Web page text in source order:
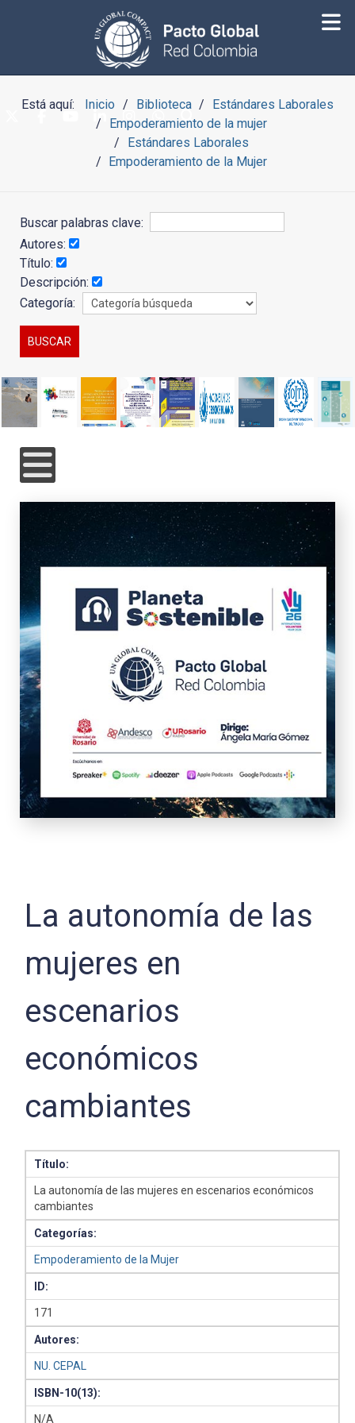
Está aquí: Inicio Biblioteca
Estándares Laborales
Empoderamiento de la mujer
Estándares Laborales
Empoderamiento de la Mujer
Buscar palabras clave:
Autores:
Título:
Descripción:
Categoría:
La autonomía de las
mujeres en
escenarios
económicos
cambiantes
Título:
La autonomía de las mujeres en escenarios económicos
cambiantes
Categorías:
Empoderamiento de la Mujer
ID:
171
Autores:
NU. CEPAL
ISBN-10(13):
N/A